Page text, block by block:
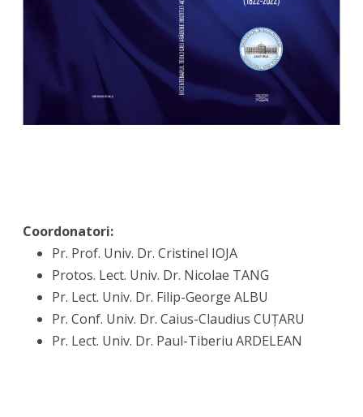
Coordonatori:
Pr. Prof. Univ. Dr. Cristinel IOJA
Protos. Lect. Univ. Dr. Nicolae TANG
Pr. Lect. Univ. Dr. Filip-George ALBU
Pr. Conf. Univ. Dr. Caius-Claudius CUȚARU
Pr. Lect. Univ. Dr. Paul-Tiberiu ARDELEAN